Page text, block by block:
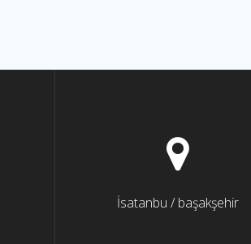
İsatanbu / başakşehir